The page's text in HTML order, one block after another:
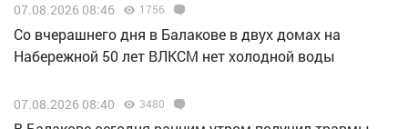
07.08.2026 08:46 1756
Со вчерашнего дня в Балакове в двух домах на
Набережной 50 лет ВЛКСМ нет холодной воды
07.08.2026 08:40 3480